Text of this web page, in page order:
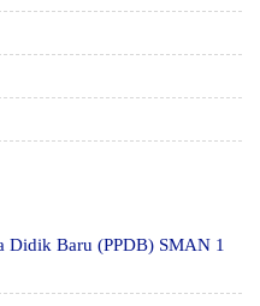
Didik Baru (PPDB) SMAN 1